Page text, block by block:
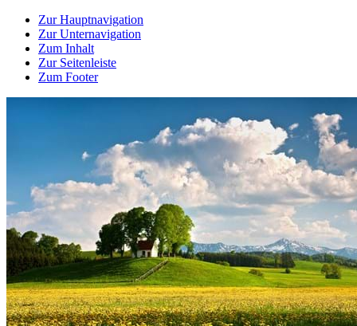
Zur Hauptnavigation
Zur Unternavigation
Zum Inhalt
Zur Seitenleiste
Zum Footer